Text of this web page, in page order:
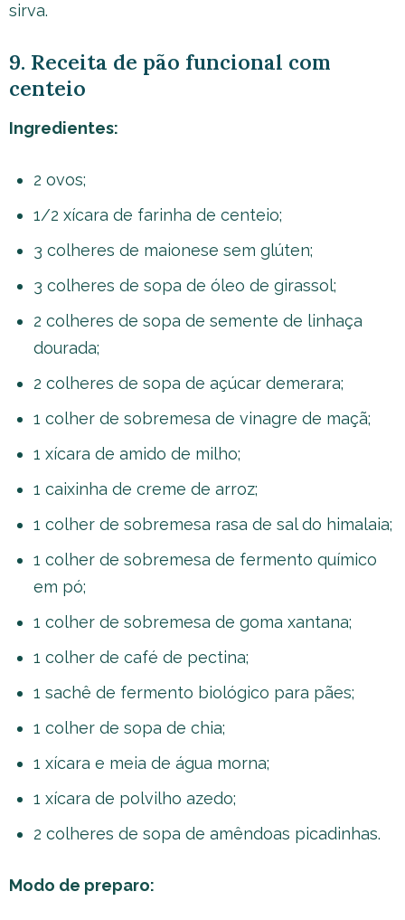
sirva.
9. Receita de pão funcional com
centeio
Ingredientes:
2 ovos;
1/2 xícara de farinha de centeio;
3 colheres de maionese sem glúten;
3 colheres de sopa de óleo de girassol;
2 colheres de sopa de semente de linhaça
dourada;
2 colheres de sopa de açúcar demerara;
1 colher de sobremesa de vinagre de maçã;
1 xícara de amido de milho;
1 caixinha de creme de arroz;
1 colher de sobremesa rasa de sal do himalaia;
1 colher de sobremesa de fermento químico
em pó;
1 colher de sobremesa de goma xantana;
1 colher de café de pectina;
1 sachê de fermento biológico para pães;
1 colher de sopa de chia;
1 xícara e meia de água morna;
1 xícara de polvilho azedo;
2 colheres de sopa de amêndoas picadinhas.
Modo de preparo: